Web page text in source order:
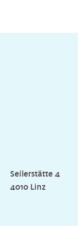
Seilerstätte 4
4010 Linz